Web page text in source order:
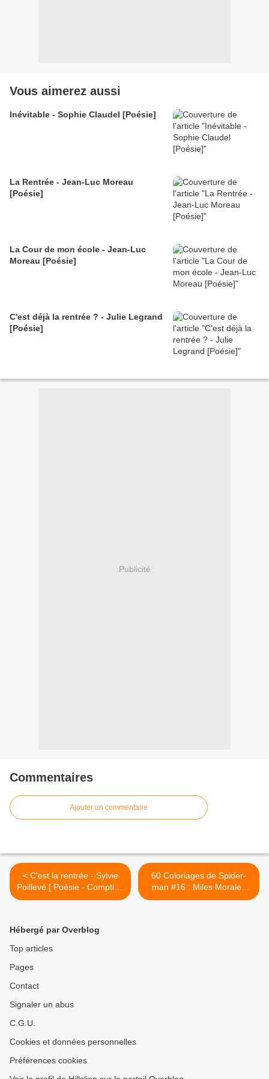
Vous aimerez aussi
Inévitable - Sophie Claudel [Poésie]
La Rentrée - Jean-Luc Moreau
[Poésie]
La Cour de mon école - Jean-Luc
Moreau [Poésie]
C'est déjà la rentrée ? - Julie Legrand
[Poésie]
Publicité
Commentaires
Ajouter un commentaire
< C'est la rentrée - Sylvie
Poillevé [ Poésie - Comptine
]
60 Coloriages de Spider-
man #16 : Miles Morales
[coloring] >
Hébergé par Overblog
Top articles
Pages
Contact
Signaler un abus
C.G.U.
Cookies et données personnelles
Préférences cookies